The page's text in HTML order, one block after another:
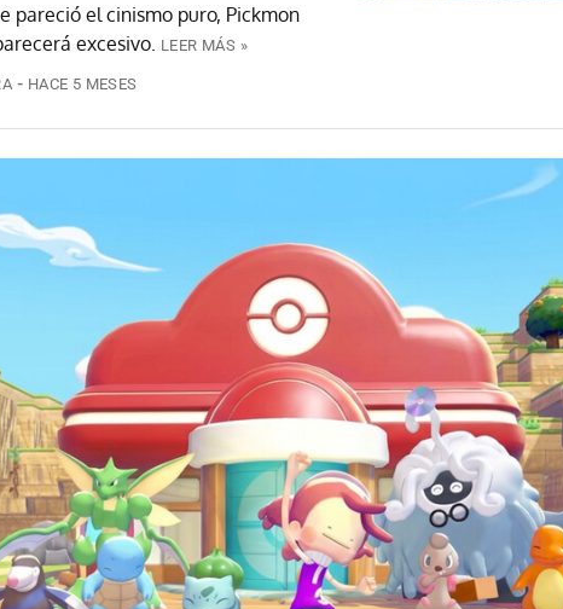
pareció el cinismo puro, Pickmon
excesivo. LEER MÁS »
HACE 5 MESES